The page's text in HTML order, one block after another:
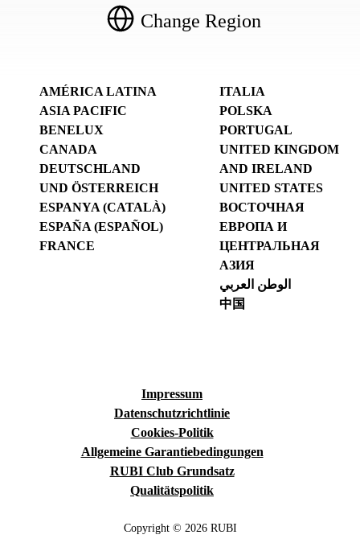
Change Region
AMÉRICA LATINA
ASIA PACIFIC
BENELUX
CANADA
DEUTSCHLAND
UND ÖSTERREICH
ESPANYA (CATALÀ)
ESPAÑA (ESPAÑOL)
FRANCE
ITALIA
POLSKA
PORTUGAL
UNITED KINGDOM
AND IRELAND
UNITED STATES
ВОСТОЧНАЯ
ЕВРОПА И
ЦЕНТРАЛЬНАЯ
АЗИЯ
الوطن العربي
中国
Impressum
Datenschutzrichtlinie
Cookies-Politik
Allgemeine Garantiebedingungen
RUBI Club Grundsatz
Qualitätspolitik
Copyright © 2026 RUBI